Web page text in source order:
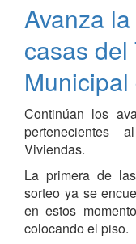
se
realiza
por
1º
de
Mayo
Avanza
casas del
Continúan los
pertenecientes
Viviendas.
La primera de
sorteo ya se
en estos
colocando el piso.